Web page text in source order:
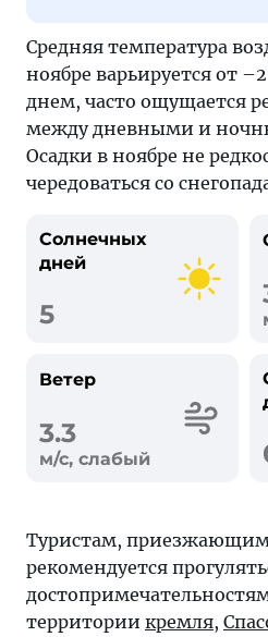
Средняя температура
ноябре варьируется от –2
днем, часто ощущается
между дневными и
Осадки в ноябре не
чередоваться со
Солнечных
дней
5
Ветер
3.3
м/с, слабый
Туристам, приезжающим
рекомендуется
территории кремля,